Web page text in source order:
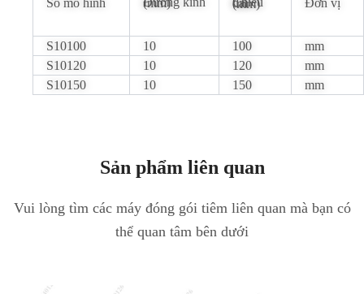
Chiều dài (mm)
S10100 10 100
mm
S10120
10 120
mm
S10150
10 150 mm
Sản phẩm liên quan
Vui lòng tìm các máy đóng gói tiêm liên quan mà bạn có
thể quan tâm bên dưới